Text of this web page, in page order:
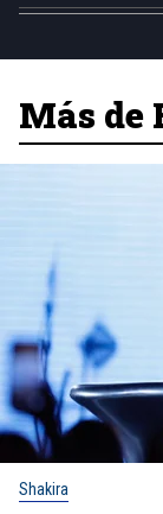
Más de
Shakira